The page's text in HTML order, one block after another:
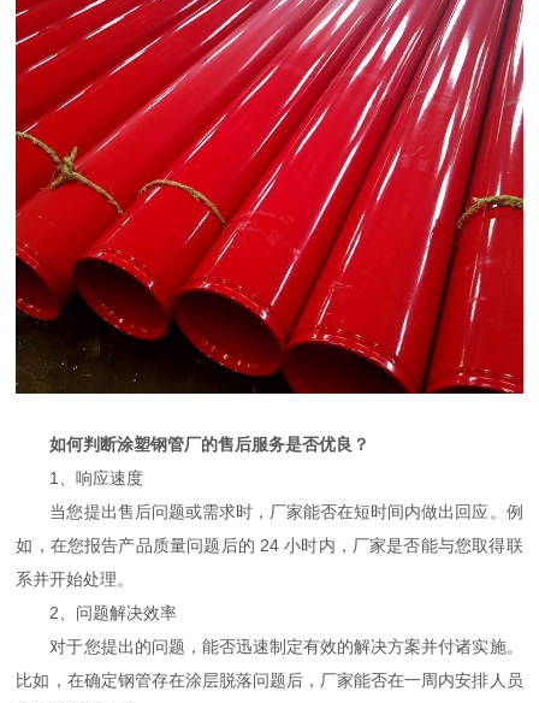
如何判断涂塑钢管厂的售后服务是否优良？
1、响应速度
当您提出售后问题或需求时，厂家能否在短时间内做出回应。例
如，在您报告产品质量问题后的 24 小时内，厂家是否能与您取得联
系并开始处理。
2、问题解决效率
对于您提出的问题，能否迅速制定有效的解决方案并付诸实施。
比如，在确定钢管存在涂层脱落问题后，厂家能否在一周内安排人员